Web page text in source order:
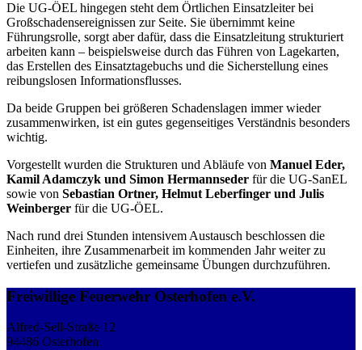
Die UG-ÖEL hingegen steht dem Örtlichen Einsatzleiter bei
Großschadensereignissen zur Seite. Sie übernimmt keine
Führungsrolle, sorgt aber dafür, dass die Einsatzleitung strukturiert
arbeiten kann – beispielsweise durch das Führen von Lagekarten,
das Erstellen des Einsatztagebuchs und die Sicherstellung eines
reibungslosen Informationsflusses.
Da beide Gruppen bei größeren Schadenslagen immer wieder
zusammenwirken, ist ein gutes gegenseitiges Verständnis besonders
wichtig.
Vorgestellt wurden die Strukturen und Abläufe von Manuel Eder,
Kamil Adamczyk und Simon Hermannseder für die UG-SanEL
sowie von Sebastian Ortner, Helmut Leberfinger und Julis
Weinberger für die UG-ÖEL.
Nach rund drei Stunden intensivem Austausch beschlossen die
Einheiten, ihre Zusammenarbeit im kommenden Jahr weiter zu
vertiefen und zusätzliche gemeinsame Übungen durchzuführen.
Freiwillige Feuerwehr Osterhofen e.V.
Alfred-Sell-Straße 12
94486 Osterhofen